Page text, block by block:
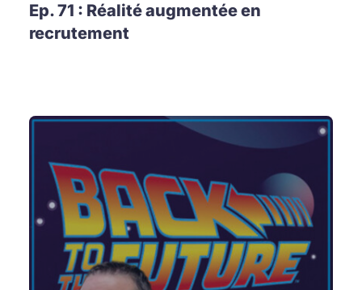
Ep. 71 : Réalité augmentée en
recrutement